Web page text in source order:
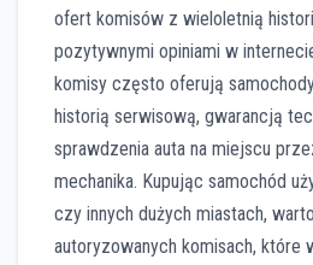
ofert komisów z wieloletnią
pozytywnymi opiniami w
komisy często oferują
historią serwisową, gwarancją
sprawdzenia auta na miejscu
mechanika. Kupując samochód
czy innych dużych miastach,
autoryzowanych komisach, które